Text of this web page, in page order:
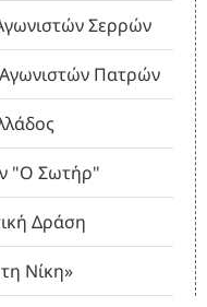
Σερρών
Πατρών
"Ο Σωτήρ"
Δράση
Νίκη»